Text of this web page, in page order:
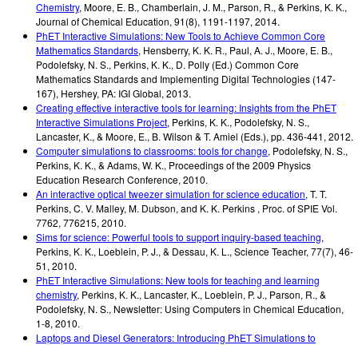
Chemistry, Moore, E. B., Chamberlain, J. M., Parson, R., & Perkins, K. K.,
Journal of Chemical Education, 91(8), 1191-1197, 2014.
PhET Interactive Simulations: New Tools to Achieve Common Core
Mathematics Standards, Hensberry, K. K. R., Paul, A. J., Moore, E. B.,
Podolefsky, N. S., Perkins, K. K., D. Polly (Ed.) Common Core
Mathematics Standards and Implementing Digital Technologies (147-
167), Hershey, PA: IGI Global, 2013.
Creating effective interactive tools for learning: Insights from the PhET
Interactive Simulations Project, Perkins, K. K., Podolefsky, N. S.,
Lancaster, K., & Moore, E., B. Wilson & T. Amiel (Eds.), pp. 436-441, 2012.
Computer simulations to classrooms: tools for change, Podolefsky, N. S.,
Perkins, K. K., & Adams, W. K., Proceedings of the 2009 Physics
Education Research Conference, 2010.
An interactive optical tweezer simulation for science education, T. T.
Perkins, C. V. Malley, M. Dubson, and K. K. Perkins , Proc. of SPIE Vol.
7762, 776215, 2010.
Sims for science: Powerful tools to support inquiry-based teaching,
Perkins, K. K., Loeblein, P. J., & Dessau, K. L., Science Teacher, 77(7), 46-
51, 2010.
PhET Interactive Simulations: New tools for teaching and learning
chemistry, Perkins, K. K., Lancaster, K., Loeblein, P. J., Parson, R., &
Podolefsky, N. S., Newsletter: Using Computers in Chemical Education,
1-8, 2010.
Laptops and Diesel Generators: Introducing PhET Simulations to